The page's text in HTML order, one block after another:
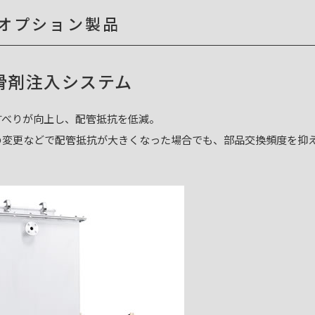
プション製品
注入システム
りが向上し、配管抵抗を低減。
更などで配管抵抗が大きくなった場合でも、部品交換頻度を抑